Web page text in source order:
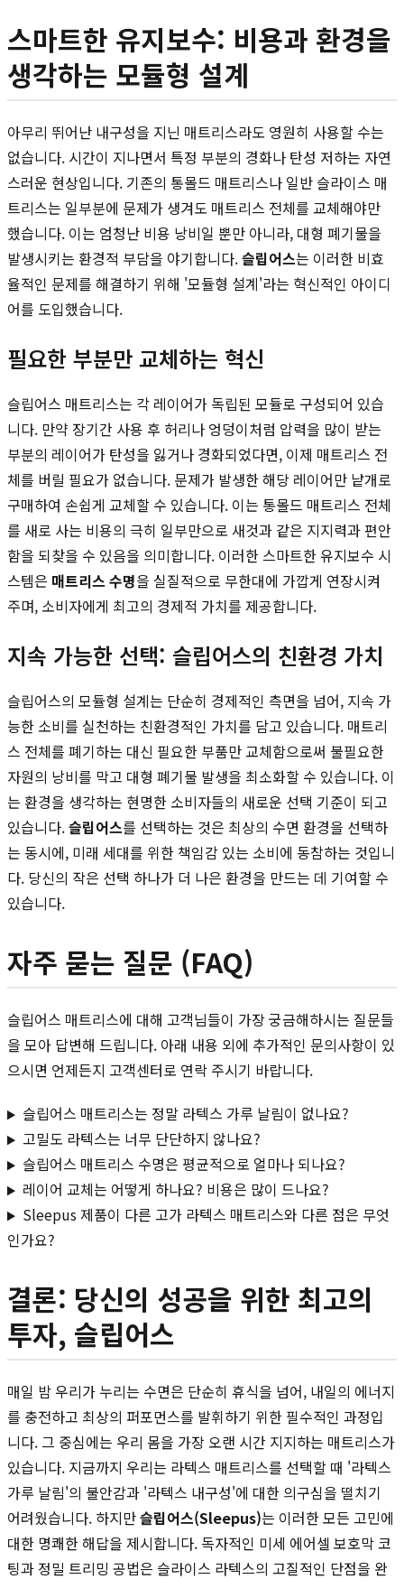
스마트한 유지보수: 비용과 환경을
생각하는 모듈형 설계
아무리 뛰어난 내구성을 지닌 매트리스라도 영원히 사용할 수는
없습니다. 시간이 지나면서 특정 부분의 경화나 탄성 저하는 자연
스러운 현상입니다. 기존의 통몰드 매트리스나 일반 슬라이스 매
트리스는 일부분에 문제가 생겨도 매트리스 전체를 교체해야만
했습니다. 이는 엄청난 비용 낭비일 뿐만 아니라, 대형 폐기물을
발생시키는 환경적 부담을 야기합니다.슬립어스는 이러한 비효
율적인 문제를 해결하기 위해 '모듈형 설계'라는 혁신적인 아이디
어를 도입했습니다.
필요한 부분만 교체하는 혁신
슬립어스 매트리스는 각 레이어가 독립된 모듈로 구성되어 있습
니다. 만약 장기간 사용 후 허리나 엉덩이처럼 압력을 많이 받는
부분의 레이어가 탄성을 잃거나 경화되었다면, 이제 매트리스 전
체를 버릴 필요가 없습니다. 문제가 발생한 해당 레이어만 낱개로
구매하여 손쉽게 교체할 수 있습니다. 이는 통몰드 매트리스 전체
를 새로 사는 비용의 극히 일부만으로 새것과 같은 지지력과 편안
함을 되찾을 수 있음을 의미합니다. 이러한 스마트한 유지보수 시
스템은 매트리스 수명을 실질적으로 무한대에 가깝게 연장시켜
주며, 소비자에게 최고의 경제적 가치를 제공합니다.
지속 가능한 선택: 슬립어스의 친환경 가치
슬립어스의 모듈형 설계는 단순히 경제적인 측면을 넘어, 지속 가
능한 소비를 실천하는 친환경적인 가치를 담고 있습니다. 매트리
스 전체를 폐기하는 대신 필요한 부품만 교체함으로써 불필요한
자원의 낭비를 막고 대형 폐기물 발생을 최소화할 수 있습니다. 이
는 환경을 생각하는 현명한 소비자들의 새로운 선택 기준이 되고
있습니다.슬립어스를 선택하는 것은 최상의 수면 환경을 선택하
는 동시에, 미래 세대를 위한 책임감 있는 소비에 동참하는 것입니
다. 당신의 작은 선택 하나가 더 나은 환경을 만드는 데 기여할 수
있습니다.
자주 묻는 질문 (FAQ)
슬립어스 매트리스에 대해 고객님들이 가장 궁금해하시는 질문들
을 모아 답변해 드립니다. 아래 내용 외에 추가적인 문의사항이 있
으시면 언제든지 고객센터로 연락 주시기 바랍니다.
슬립어스 매트리스는 정말 라텍스 가루 날림이 없나요?
고밀도 라텍스는 너무 단단하지 않나요?
슬립어스 매트리스 수명은 평균적으로 얼마나 되나요?
레이어 교체는 어떻게 하나요? 비용은 많이 드나요?
Sleepus 제품이 다른 고가 라텍스 매트리스와 다른 점은 무엇
인가요?
결론: 당신의 성공을 위한 최고의
투자, 슬립어스
매일 밤 우리가 누리는 수면은 단순히 휴식을 넘어, 내일의 에너지
를 충전하고 최상의 퍼포먼스를 발휘하기 위한 필수적인 과정입
니다. 그 중심에는 우리 몸을 가장 오랜 시간 지지하는 매트리스가
있습니다. 지금까지 우리는 라텍스 매트리스를 선택할 때 '라텍스
가루 날림'의 불안감과 '라텍스 내구성'에 대한 의구심을 떨치기
어려웠습니다. 하지만슬립어스(Sleepus)는 이러한 모든 고민에
대한 명쾌한 해답을 제시합니다. 독자적인 미세 에어셀 보호막 코
팅과 정밀 트리밍 공법은 슬라이스 라텍스의 고질적인 단점을 완